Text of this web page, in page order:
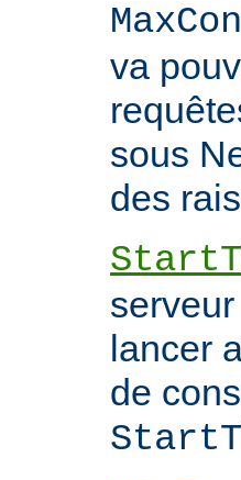
va
sous
des
lancer
de